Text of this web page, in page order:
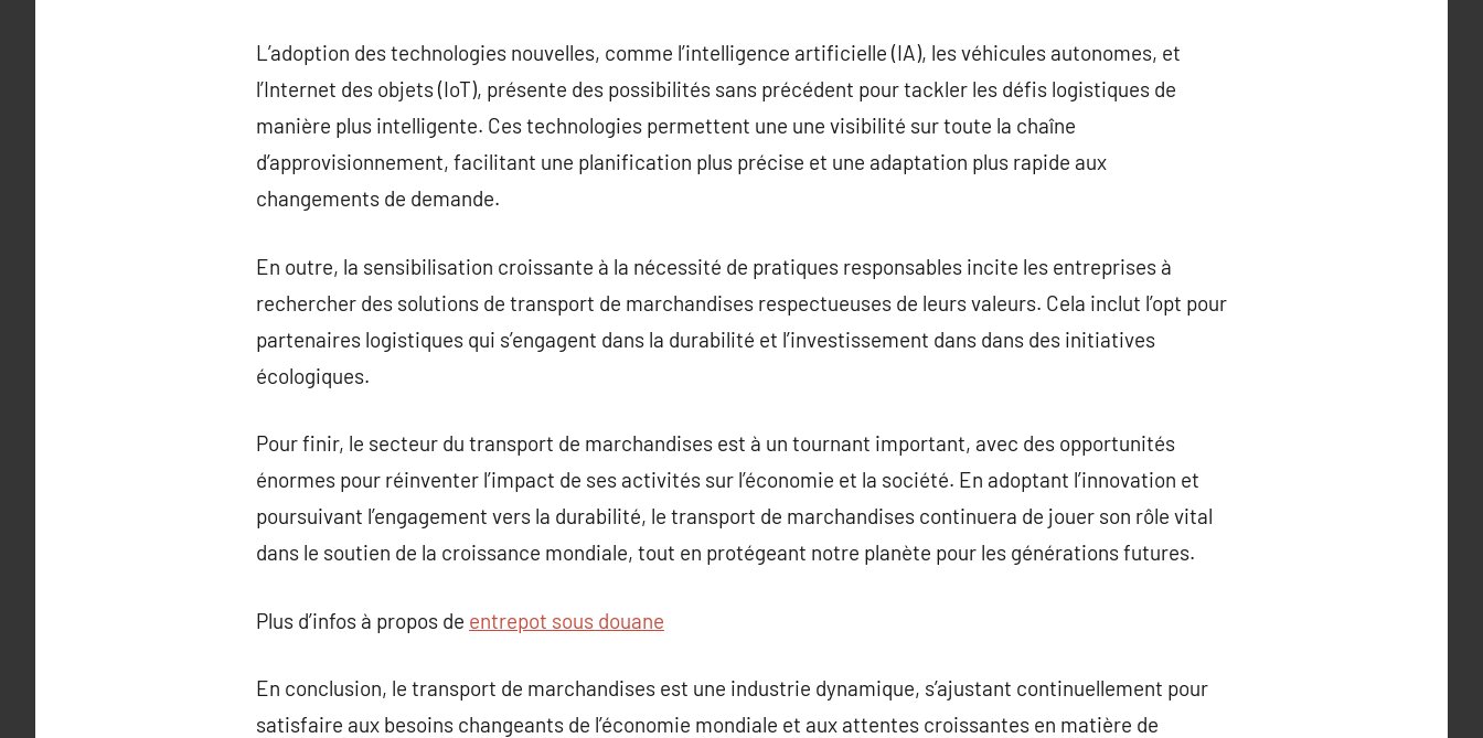
L’adoption des technologies nouvelles, comme l’intelligence artificielle (IA), les véhicules autonomes, et
l’Internet des objets (IoT), présente des possibilités sans précédent pour tackler les défis logistiques de
manière plus intelligente. Ces technologies permettent une une visibilité sur toute la chaîne
d’approvisionnement, facilitant une planification plus précise et une adaptation plus rapide aux
changements de demande.
En outre, la sensibilisation croissante à la nécessité de pratiques responsables incite les entreprises à
rechercher des solutions de transport de marchandises respectueuses de leurs valeurs. Cela inclut l’opt pour
partenaires logistiques qui s’engagent dans la durabilité et l’investissement dans dans des initiatives
écologiques.
Pour finir, le secteur du transport de marchandises est à un tournant important, avec des opportunités
énormes pour réinventer l’impact de ses activités sur l’économie et la société. En adoptant l’innovation et
poursuivant l’engagement vers la durabilité, le transport de marchandises continuera de jouer son rôle vital
dans le soutien de la croissance mondiale, tout en protégeant notre planète pour les générations futures.
Plus d’infos à propos de entrepot sous douane
En conclusion, le transport de marchandises est une industrie dynamique, s’ajustant continuellement pour
satisfaire aux besoins changeants de l’économie mondiale et aux attentes croissantes en matière de